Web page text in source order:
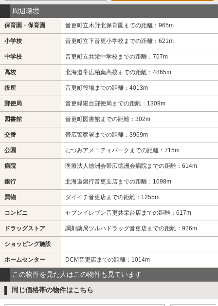
周辺環境
保育園・保育園 音更町立木野北保育園までの距離：965m
小学校 音更町立下音更小学校までの距離：621m
中学校 音更町立共栄中学校までの距離：767m
高校 北海道帯広柏葉高校までの距離：4865m
役所 音更町役場までの距離：4013m
郵便局 音更緑陽台郵便局までの距離：1309m
図書館 音更町図書館までの距離：302m
交番 帯広警察署までの距離：3969m
公園 むつみアメニティパークまでの距離：715m
病院 医療法人徳洲会帯広徳洲会病院までの距離：614m
銀行 北海道銀行音更支店までの距離：1098m
買物 ダイイチ音更店までの距離：1255m
コンビニ セブンイレブン音更共栄台店までの距離：617m
ドラッグストア 調剤薬局ツルハドラッグ音更店までの距離：926m
ショッピング施設
ホームセンター DCM音更店までの距離：1014m
この物件を見た人はこの物件も見ています
同じ価格帯の物件はこちら